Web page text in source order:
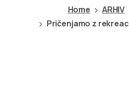
Home ARHIV
Pričenjamo z